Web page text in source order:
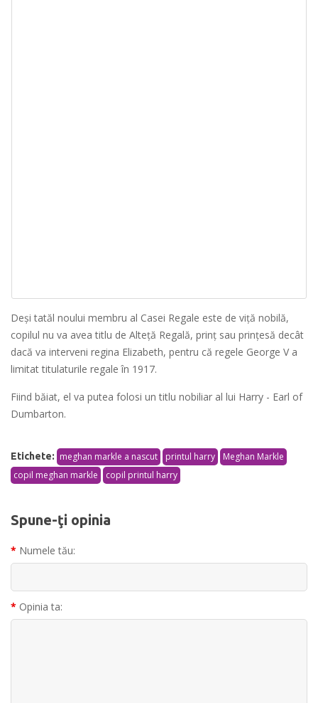
Deși tatăl noului membru al Casei Regale este de viță nobilă,
copilul nu va avea titlu de Alteţă Regală, prinţ sau prinţesă decât
dacă va interveni regina Elizabeth, pentru că regele George V a
limitat titulaturile regale în 1917.
Fiind băiat, el va putea folosi un titlu nobiliar al lui Harry - Earl of
Dumbarton.
Etichete: meghan markle a nascut printul harry
Meghan Markle
copil meghan markle
copil printul harry
Spune-ţi opinia
Numele tău:
Opinia ta: